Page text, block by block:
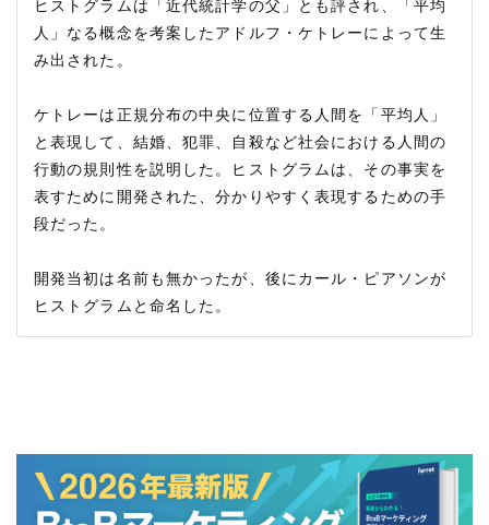
ヒストグラムは「近代統計学の父」とも評され、「平均
人」なる概念を考案したアドルフ・ケトレーによって生
み出された。
ケトレーは正規分布の中央に位置する人間を「平均人」
と表現して、結婚、犯罪、自殺など社会における人間の
行動の規則性を説明した。ヒストグラムは、その事実を
表すために開発された、分かりやすく表現するための手
段だった。
開発当初は名前も無かったが、後にカール・ピアソンが